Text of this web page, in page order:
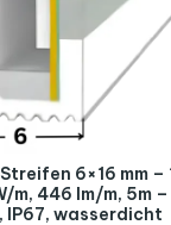
6×16 mm –
m, 446 lm/m, 5m
IP67, wasserdicht